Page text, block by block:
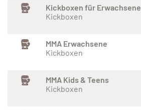
Kickboxen für Erwachsene
Kickboxen
MMA Erwachsene
Kickboxen
MMA Kids & Teens
Kickboxen